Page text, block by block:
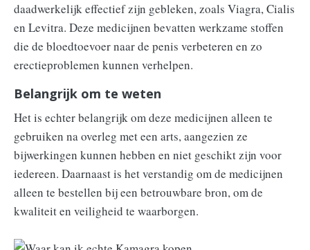
daadwerkelijk effectief zijn gebleken, zoals Viagra, Cialis
en Levitra. Deze medicijnen bevatten werkzame stoffen
die de bloedtoevoer naar de penis verbeteren en zo
erectieproblemen kunnen verhelpen.
Belangrijk om te weten
Het is echter belangrijk om deze medicijnen alleen te
gebruiken na overleg met een arts, aangezien ze
bijwerkingen kunnen hebben en niet geschikt zijn voor
iedereen. Daarnaast is het verstandig om de medicijnen
alleen te bestellen bij een betrouwbare bron, om de
kwaliteit en veiligheid te waarborgen.